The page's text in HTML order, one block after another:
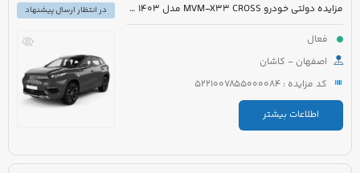
مزایده دولتی خودرو MVM-X33 CROSS مدل 1403 رنگ سفید
فعال
اصفهان - کاشان
کد مزایده : 5221007855000084
اطلاعات بیشتر
در انتظار ارسال پیشنهاد